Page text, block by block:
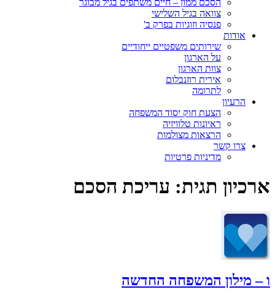
צוואה בגיל השלישי
פנסיה וזוגיות בפרק ב'
אודות
שירותים משפטיים ייחודיים
על הארגון
צוות הארגון
אירית רוזנבלום
לתרומה
הרעיון
הצעת חוק יסוד המשפחה
ראיונות טלוויזיה
הרצאות מצולמות
צרו קשר
מדיניות פרטיות
ארכיון תגית: עריכת הסכם
ו – מילון המשפחה החדשה